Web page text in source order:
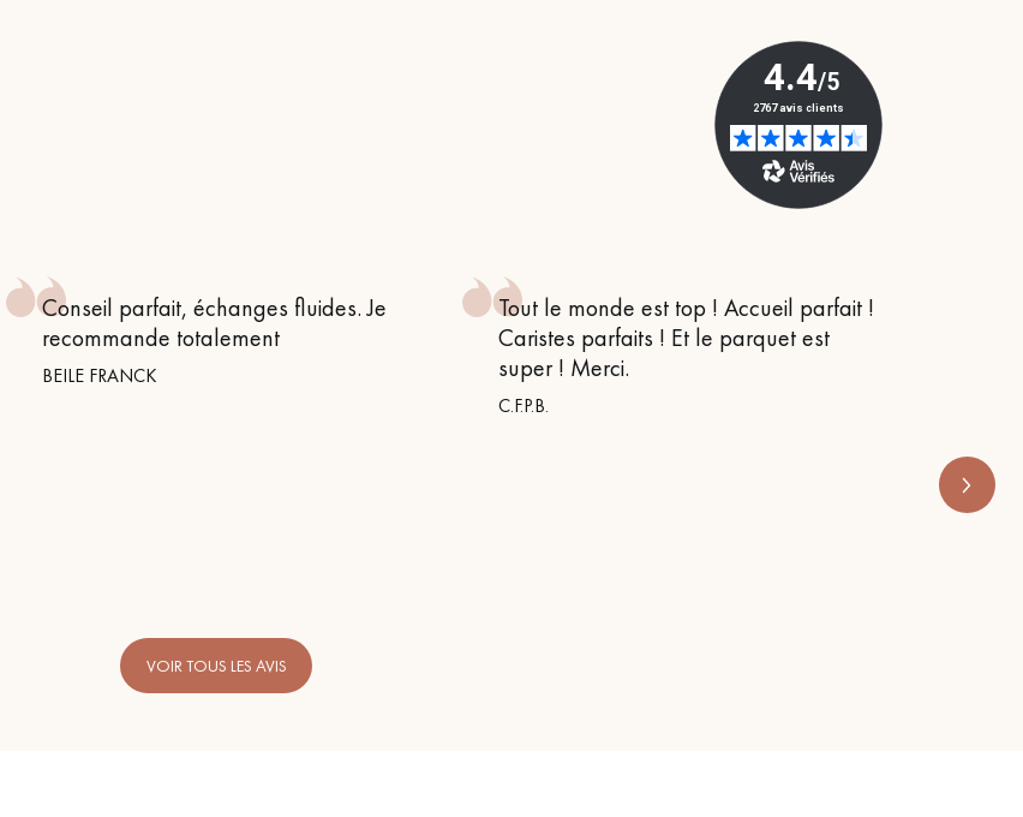
Conseil parfait, échanges fluides. Je
recommande totalement
BEILE FRANCK
Tout le monde est top ! Accueil parfait !
Caristes parfaits ! Et le parquet est
super ! Merci.
C.F.P.B.
VOIR TOUS LES AVIS